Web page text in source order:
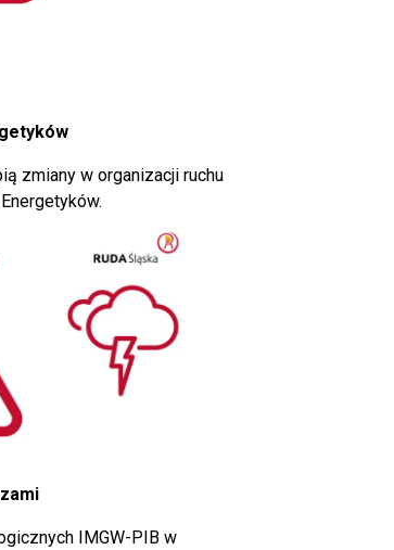
zmiany w organizacji ruchu
IMGW-PIB w